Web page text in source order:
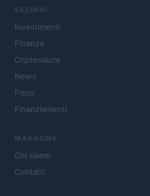
SEZIONI
Investimenti
Finanza
Criptovalute
News
Fisco
Finanziamenti
MAGAZINE
Chi siamo
Contatti